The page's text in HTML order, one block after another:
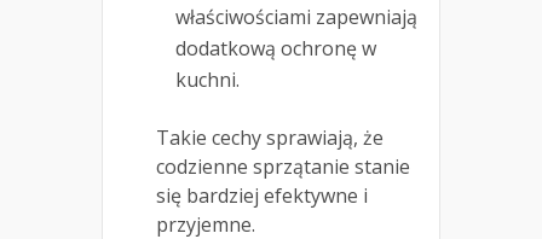
właściwościami zapewniają
dodatkową ochronę w
kuchni.
Takie cechy sprawiają, że
codzienne sprzątanie stanie
się bardziej efektywne i
przyjemne.